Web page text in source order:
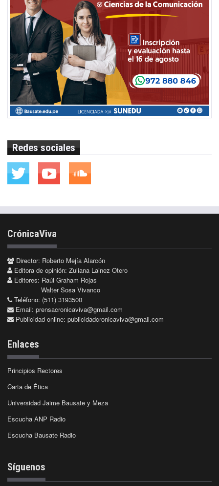
Redes sociales
CrónicaViva
Director: Roberto Mejía Alarcón
Editora de opinión: Zuliana Lainez Otero
Editores: Raúl Graham Rojas
Walter Sosa Vivanco
Teléfono: (511) 3193500
Email: prensacronicaviva@gmail.com
Publicidad online: publicidadcronicaviva@gmail.com
Enlaces
Principios Rectores
Carta de Ética
Universidad Jaime Bausate y Meza
Escucha ANP Radio
Escucha Bausate Radio
Síguenos